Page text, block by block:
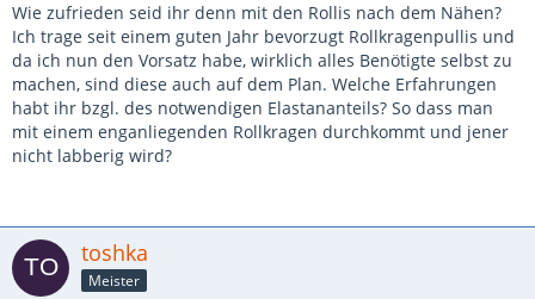
Wie zufrieden seid ihr denn mit den Rollis nach dem Nähen?
Ich trage seit einem guten Jahr bevorzugt Rollkragenpullis und
da ich nun den Vorsatz habe, wirklich alles Benötigte selbst zu
machen, sind diese auch auf dem Plan. Welche Erfahrungen
habt ihr bzgl. des notwendigen Elastananteils? So dass man
mit einem enganliegenden Rollkragen durchkommt und jener
nicht labberig wird?
toshka
Meister